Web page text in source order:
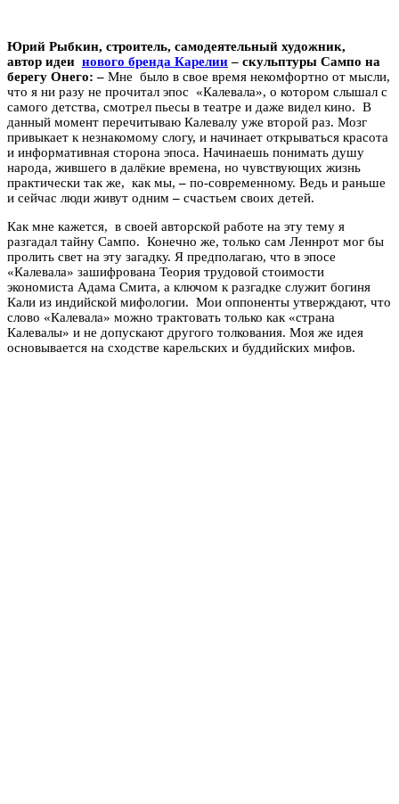
Юрий Рыбкин, строитель, самодеятельный художник,
автор идеи нового бренда Карелии– скульптуры Сампо на
берегу Онего: – Мне было в свое время некомфортно от мысли,
что я ни разу не прочитал эпос «Калевала», о котором слышал с
самого детства, смотрел пьесы в театре и даже видел кино. В
данный момент перечитываю Калевалу уже второй раз. Мозг
привыкает к незнакомому слогу, и начинает открываться красота
и информативная сторона эпоса. Начинаешь понимать душу
народа, жившего в далёкие времена, но чувствующих жизнь
практически так же, как мы,– по-современному. Ведь и раньше
и сейчас люди живут одним– счастьем своих детей.
Как мне кажется, в своей авторской работе на эту тему я
разгадал тайну Сампо. Конечно же, только сам Леннрот мог бы
пролить свет на эту загадку. Я предполагаю, что в эпосе
«Калевала» зашифрована Теория трудовой стоимости
экономиста Адама Смита, а ключом к разгадке служит богиня
Кали из индийской мифологии. Мои оппоненты утверждают, что
слово «Калевала» можно трактовать только как «страна
Калевалы» и не допускают другого толкования. Моя же идея
основывается на сходстве карельских и буддийских мифов.